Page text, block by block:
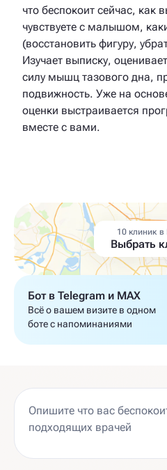
что беспокоит сейчас, как
чувствуете с малышом,
(восстановить фигуру,
Изучает выписку,
силу мышц тазового дна,
подвижность. Уже на
оценки выстраивается
вместе с вами.
10 клиник в
Выбрать
Бот в Telegram и MAX
Всё о вашем визите в одном
боте с напоминаниями